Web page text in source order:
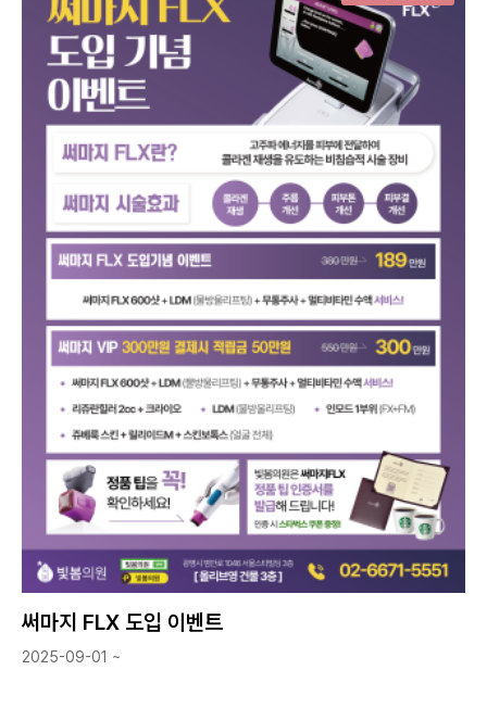
써마지 FLX 도입 이벤트
2025-09-01 ~